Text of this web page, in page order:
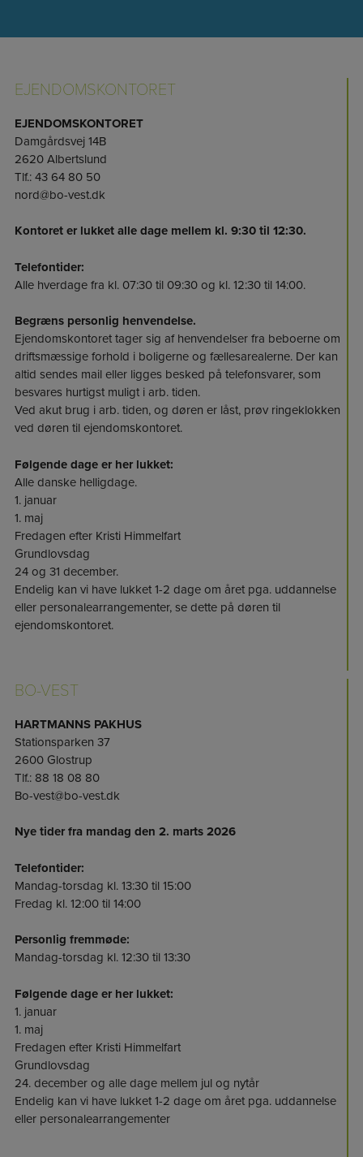
EJENDOMSKONTORET
EJENDOMSKONTORET
Damgårdsvej 14B
2620 Albertslund
Tlf.: 43 64 80 50
nord@bo-vest.dk
Kontoret er lukket alle dage mellem kl. 9:30 til 12:30.
Telefontider:
Alle hverdage fra kl. 07:30 til 09:30 og kl. 12:30 til 14:00.
Begræns personlig henvendelse.
Ejendomskontoret tager sig af henvendelser fra beboerne om
driftsmæssige forhold i boligerne og fællesarealerne. Der kan
altid sendes mail eller ligges besked på telefonsvarer, som
besvares hurtigst muligt i arb. tiden.
Ved akut brug i arb. tiden, og døren er låst, prøv ringeklokken
ved døren til ejendomskontoret.
Følgende dage er her lukket:
Alle danske helligdage.
1. januar
1. maj
Fredagen efter Kristi Himmelfart
Grundlovsdag
24 og 31 december.
Endelig kan vi have lukket 1-2 dage om året pga. uddannelse
eller personalearrangementer, se dette på døren til
ejendomskontoret.
BO-VEST
HARTMANNS PAKHUS
Stationsparken 37
2600 Glostrup
Tlf.: 88 18 08 80
Bo-vest@bo-vest.dk
Nye tider fra mandag den 2. marts 2026
Telefontider:
Mandag-torsdag kl. 13:30 til 15:00
Fredag kl. 12:00 til 14:00
Personlig fremmøde:
Mandag-torsdag kl. 12:30 til 13:30
Følgende dage er her lukket:
1. januar
1. maj
Fredagen efter Kristi Himmelfart
Grundlovsdag
24. december og alle dage mellem jul og nytår
Endelig kan vi have lukket 1-2 dage om året pga. uddannelse
eller personalearrangementer